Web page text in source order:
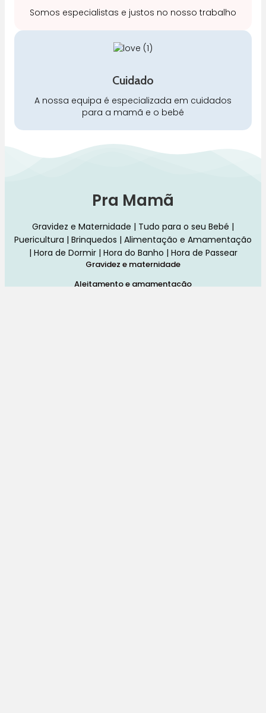
Somos especialistas e justos no nosso trabalho
Cuidado
A nossa equipa é especializada em cuidados
para a mamã e o bebé
Pra Mamã
Gravidez e Maternidade | Tudo para o seu Bebé |
Puericultura | Brinquedos | Alimentação e Amamentação
| Hora de Dormir | Hora do Banho | Hora de Passear
Gravidez e maternidade
Aleitamento e amamentação